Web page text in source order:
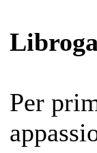
Per